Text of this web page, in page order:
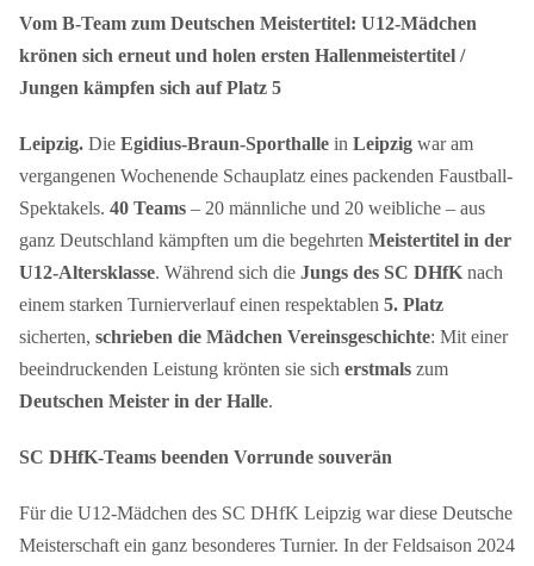
Kontakte
Vom B-Team zum Deutschen Meistertitel: U12-Mädchen
krönen sich erneut und holen ersten Hallenmeistertitel /
Jungen kämpfen sich auf Platz 5
Leipzig.Die Egidius-Braun-Sporthallein Leipzigwar am
vergangenen Wochenende Schauplatz eines packenden Faustball-
Spektakels. 40 Teams– 20 männliche und 20 weibliche – aus
ganz Deutschland kämpften um die begehrten Meistertitel in der
U12-Altersklasse. Während sich die Jungs des SC DHfKnach
einem starken Turnierverlauf einen respektablen 5. Platz
sicherten, schrieben die Mädchen Vereinsgeschichte: Mit einer
beeindruckenden Leistung krönten sie sich erstmalszum
Deutschen Meister in der Halle.
SC DHfK-Teams beenden Vorrunde souverän
Für die U12-Mädchen des SC DHfK Leipzig war diese Deutsche
Meisterschaft ein ganz besonderes Turnier. In der Feldsaison 2024